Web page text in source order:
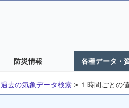
防災情報 各種データ・
過去の気象データ検索 > １時間ごとの